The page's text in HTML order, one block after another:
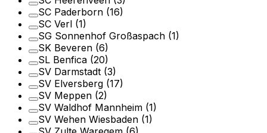
SC Paderborn (16)
SC Verl (1)
SG Sonnenhof Großaspach (1)
SK Beveren (6)
SL Benfica (20)
SV Darmstadt (3)
SV Elversberg (17)
SV Meppen (2)
SV Waldhof Mannheim (1)
SV Wehen Wiesbaden (1)